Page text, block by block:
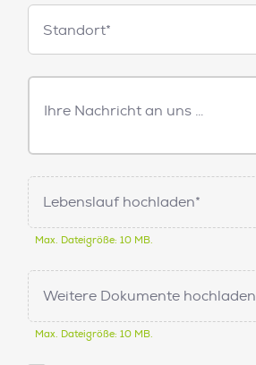
Standorte
Standort*
Freitext
Nachricht
Lebenslauf hochladen*
Max. Dateigröße: 10 MB.
Weitere Dokumente hochladen
Max. Dateigröße: 10 MB.